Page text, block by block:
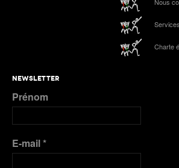
Services
Charte
NEWSLETTER
Prénom
E-mail*